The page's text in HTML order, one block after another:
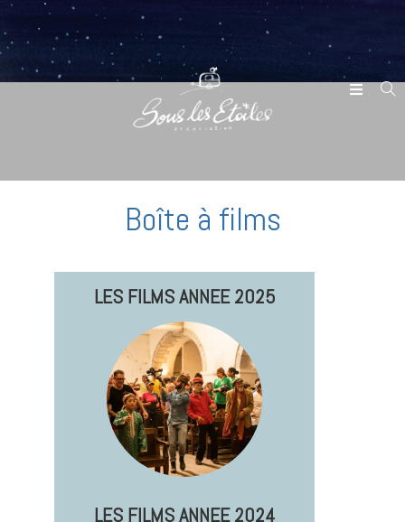
Boîte à films
LES FILMS ANNEE 2025
LES FILMS ANNEE 2024